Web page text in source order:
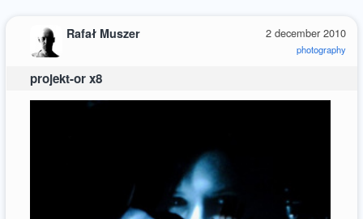
2 december 2010
photography
Rafał Muszer
projekt-or x8